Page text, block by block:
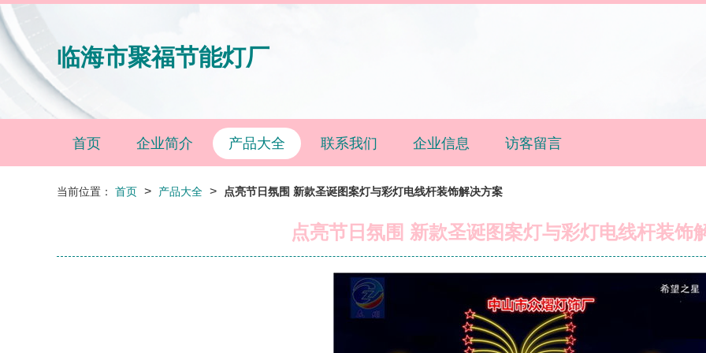
临海市聚福节能灯厂
首页 企业简介 产品大全 联系我们 企业信息 访客留言
当前位置： 首页 > 产品大全 > 点亮节日氛围 新款圣诞图案灯与彩灯电线杆装饰解决方案
点亮节日氛围 新款圣诞图案灯与彩灯电线杆装饰